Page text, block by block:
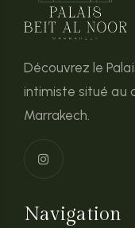
Découvrez le
intimiste situé au
Marrakech.
Navigation